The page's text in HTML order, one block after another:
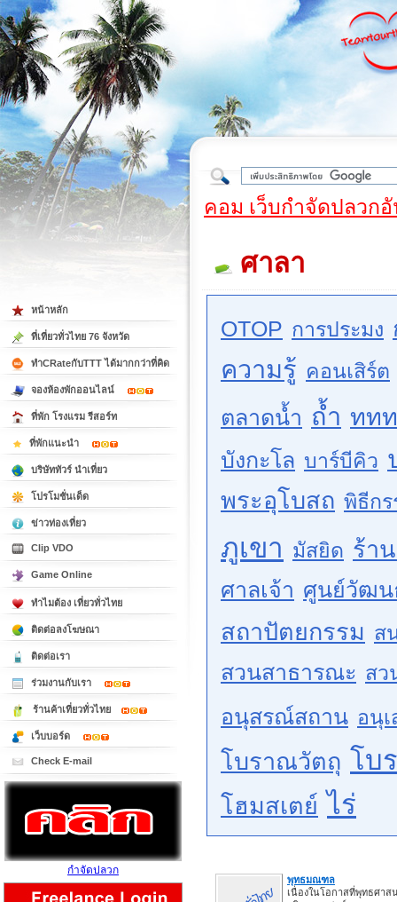
ต้
คอม เว็บกำจัดปลวก
ศาลา
OTOP การประมง
ความรู้ คอนเสิร์ต
ตลาดน้ำ ถ้ำ ทท
บังกะโล บาร์บีคิว
พระอุโบสถ พิธีกร
ภูเขา มัสยิด ร้า
ศาลเจ้า ศูนย์วัฒน
สถาปัตยกรรม ส
สวนสาธารณะ สว
อนุสรณ์สถาน อนุ
โบราณวัตถุ โบ
โฮมสเตย์ ไร่
พุทธมณฑล
เนื่องในโอกาสที่พุทธศา
หน้าหลัก
ที่เที่ยวทั่วไทย 76 จังหวัด
ทำCRateกับTTT ได้มากกว่าที่คิด
จองห้องพักออนไลน์
ที่พัก โรงแรม รีสอร์ท
ที่พักแนะนำ
บริษัททัวร์ นำเที่ยว
โปรโมชั่นเด็ด
ข่าวท่องเที่ยว
Clip VDO
Game Online
ทำไมต้อง เที่ยวทั่วไทย
ติดต่อลงโฆษณา
ติดต่อเรา
ร่วมงานกับเรา
ร้านค้าเที่ยวทั่วไทย
เว็บบอร์ด
Check E-mail
กำจัดปลวก